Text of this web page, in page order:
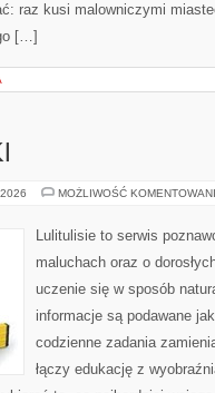
raz kusi malowniczymi
[…]
MOŻLIWOŚĆ
Lulitulisie to serwis
maluchach oraz o
uczenie się w sposób
informacje są podawane
codzienne zadania
łączy edukację z